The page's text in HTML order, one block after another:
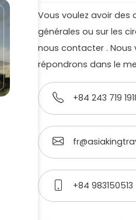
Vous voulez avoir des
générales ou sur les
nous contacter . Nous
répondrons dans le
+84 243 719
+84 983150513